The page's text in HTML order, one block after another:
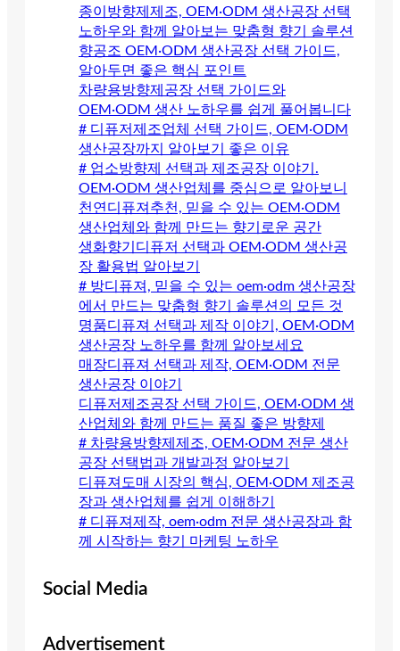
종이방향제제조, OEM·ODM 생산공장 선택
노하우와 함께 알아보는 맞춤형 향기 솔루션
향공조 OEM·ODM 생산공장 선택 가이드,
알아두면 좋은 핵심 포인트
차량용방향제공장 선택 가이드와
OEM·ODM 생산 노하우를 쉽게 풀어봅니다
# 디퓨저제조업체 선택 가이드, OEM·ODM
생산공장까지 알아보기 좋은 이유
# 업소방향제 선택과 제조공장 이야기.
OEM·ODM 생산업체를 중심으로 알아보니
천연디퓨져추천, 믿을 수 있는 OEM·ODM
생산업체와 함께 만드는 향기로운 공간
생화향기디퓨저 선택과 OEM·ODM 생산공
장 활용법 알아보기
# 방디퓨져, 믿을 수 있는 oem·odm 생산공장
에서 만드는 맞춤형 향기 솔루션의 모든 것
명품디퓨져 선택과 제작 이야기, OEM·ODM
생산공장 노하우를 함께 알아보세요
매장디퓨져 선택과 제작, OEM·ODM 전문
생산공장 이야기
디퓨저제조공장 선택 가이드, OEM·ODM 생
산업체와 함께 만드는 품질 좋은 방향제
# 차량용방향제제조, OEM·ODM 전문 생산
공장 선택법과 개발과정 알아보기
디퓨져도매 시장의 핵심, OEM·ODM 제조공
장과 생산업체를 쉽게 이해하기
# 디퓨져제작, oem·odm 전문 생산공장과 함
께 시작하는 향기 마케팅 노하우
Social Media
Advertisement